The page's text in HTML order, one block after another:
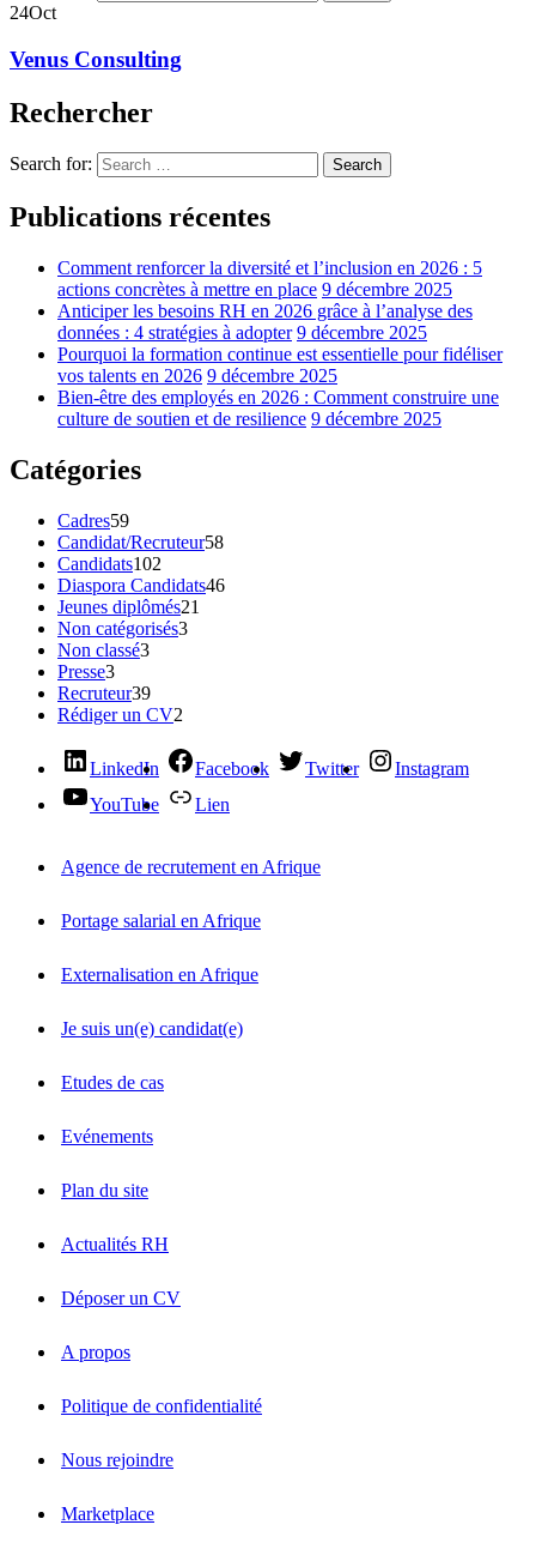
24Oct
Venus Consulting
Rechercher
Search for: Search
Publications récentes
Comment renforcer la diversité et l’inclusion en 2026 : 5
actions concrètes à mettre en place 9 décembre 2025
Anticiper les besoins RH en 2026 grâce à l’analyse des
données : 4 stratégies à adopter 9 décembre 2025
Pourquoi la formation continue est essentielle pour fidéliser
vos talents en 2026 9 décembre 2025
Bien-être des employés en 2026 : Comment construire une
culture de soutien et de resilience 9 décembre 2025
Catégories
Cadres59
Candidat/Recruteur58
Candidats102
Diaspora Candidats46
Jeunes diplômés21
Non catégorisés3
Non classé3
Presse3
Recruteur39
Rédiger un CV2
LinkedIn Facebook Twitter
Instagram
YouTube
Lien
Agence de recrutement en Afrique
Portage salarial en Afrique
Externalisation en Afrique
Je suis un(e) candidat(e)
Etudes de cas
Evénements
Plan du site
Actualités RH
Déposer un CV
A propos
Politique de confidentialité
Nous rejoindre
Marketplace